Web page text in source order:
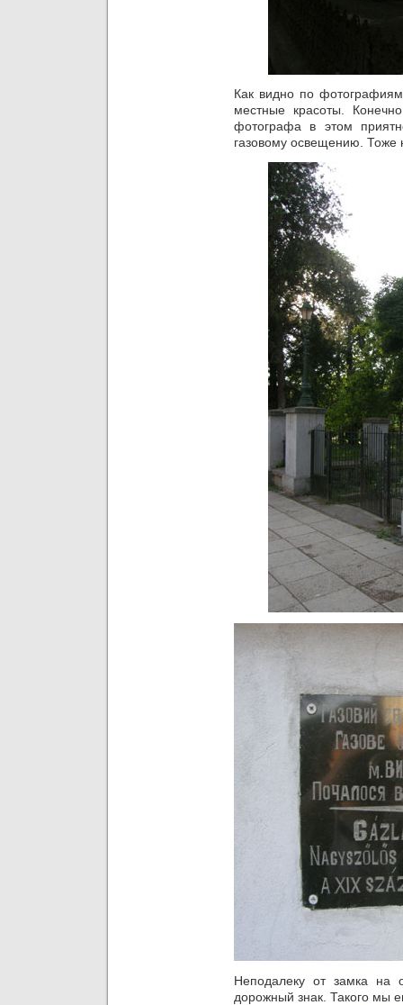
Как видно по
местные красоты.
фотографа в этом
газовому освещению. Тоже
Неподалеку от замка на
дорожный знак. Такого мы